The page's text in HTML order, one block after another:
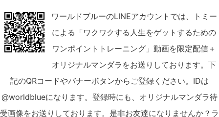
ワールドブルーのLINEアカウントでは、トミー
による「ワクワクする人生をゲットするための
ワンポイントトレーニング」動画を限定配信＋
オリジナルマンダラをお送りしております。下
記のQRコードやバナーボタンからご登録ください。IDは
@worldblueになります。登録時にも、オリジナルマンダラ待
受画像をお送りしております。是非お友達になりませんか？ラ